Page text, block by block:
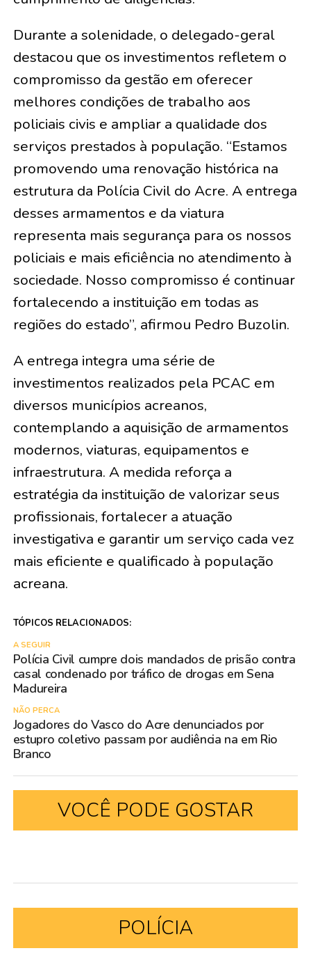
Durante a solenidade, o delegado-geral
destacou que os investimentos refletem o
compromisso da gestão em oferecer
melhores condições de trabalho aos
policiais civis e ampliar a qualidade dos
serviços prestados à população. “Estamos
promovendo uma renovação histórica na
estrutura da Polícia Civil do Acre. A entrega
desses armamentos e da viatura
representa mais segurança para os nossos
policiais e mais eficiência no atendimento à
sociedade. Nosso compromisso é continuar
fortalecendo a instituição em todas as
regiões do estado”, afirmou Pedro Buzolin.
A entrega integra uma série de
investimentos realizados pela PCAC em
diversos municípios acreanos,
contemplando a aquisição de armamentos
modernos, viaturas, equipamentos e
infraestrutura. A medida reforça a
estratégia da instituição de valorizar seus
profissionais, fortalecer a atuação
investigativa e garantir um serviço cada vez
mais eficiente e qualificado à população
acreana.
TÓPICOS RELACIONADOS:
A SEGUIR
Polícia Civil cumpre dois mandados de prisão contra
casal condenado por tráfico de drogas em Sena
Madureira
NÃO PERCA
Jogadores do Vasco do Acre denunciados por
estupro coletivo passam por audiência na em Rio
Branco
VOCÊ PODE GOSTAR
POLÍCIA